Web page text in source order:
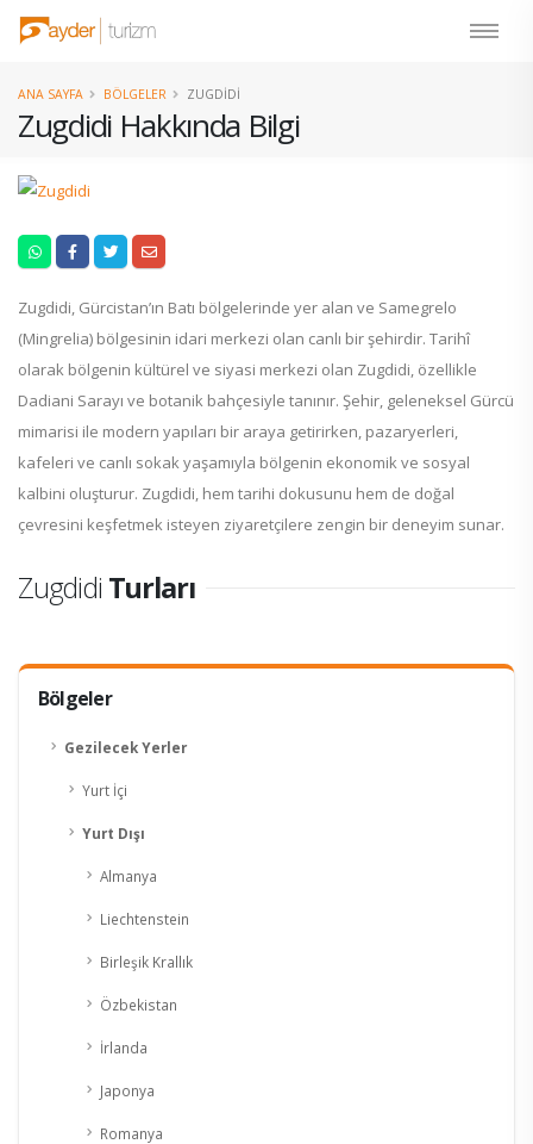
Zugdidi Hakkında Bilgi
ANA SAYFA BÖLGELER ZUGDIDI
Bölgeler
Gezilecek Yerler
Yurt İçi
Yurt Dışı
Almanya
Liechtenstein
Birleşik Krallık
Özbekistan
İrlanda
Japonya
Romanya
Zugdidi, Gürcistan’ın Batı bölgelerinde yer alan ve Samegrelo
(Mingrelia) bölgesinin idari merkezi olan canlı bir şehirdir. Tarihî
olarak bölgenin kültürel ve siyasi merkezi olan Zugdidi, özellikle
Dadiani Sarayı ve botanik bahçesiyle tanınır. Şehir, geleneksel Gürcü
mimarisi ile modern yapıları bir araya getirirken, pazaryerleri,
kafeleri ve canlı sokak yaşamıyla bölgenin ekonomik ve sosyal
kalbini oluşturur. Zugdidi, hem tarihi dokusunu hem de doğal
çevresini keşfetmek isteyen ziyaretçilere zengin bir deneyim sunar.
Zugdidi Turları